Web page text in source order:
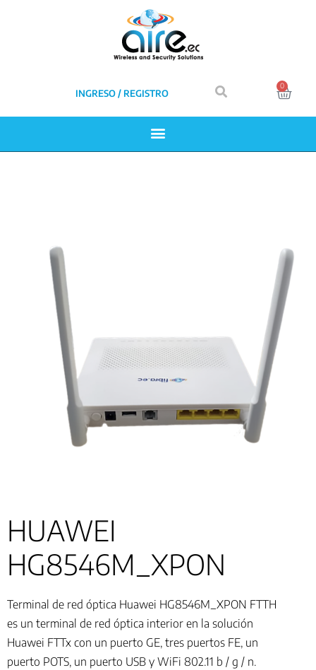
INGRESO / REGISTRO
0
HUAWEI
HG8546M_XPON
Terminal de red óptica Huawei HG8546M_XPON FTTH
es un terminal de red óptica interior en la solución
Huawei FTTx con un puerto GE, tres puertos FE, un
puerto POTS, un puerto USB y WiFi 802.11 b / g / n.